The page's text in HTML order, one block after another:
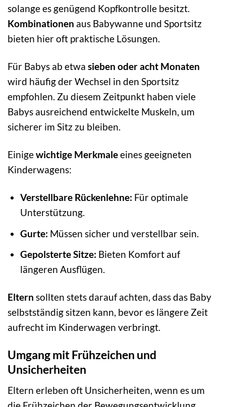
solange es genügend Kopfkontrolle besitzt.
Kombinationen aus Babywanne und Sportsitz
bieten hier oft praktische Lösungen.
Für Babys ab etwa sieben oder acht Monaten
wird häufig der Wechsel in den Sportsitz
empfohlen. Zu diesem Zeitpunkt haben viele
Babys ausreichend entwickelte Muskeln, um
sicherer im Sitz zu bleiben.
Einigewichtige Merkmaleeines geeigneten
Kinderwagens:
Verstellbare Rückenlehne: Für optimale
Unterstützung.
Gurte: Müssen sicher und verstellbar sein.
Gepolsterte Sitze: Bieten Komfort auf
längeren Ausflügen.
Eltern sollten stets darauf achten, dass das Baby
selbstständig sitzen kann, bevor es längere Zeit
aufrecht im Kinderwagen verbringt.
Umgang mit Frühzeichen und
Unsicherheiten
Eltern erleben oft Unsicherheiten, wenn es um